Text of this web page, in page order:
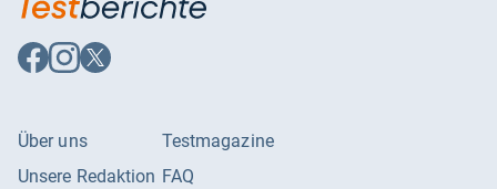
Auf
Facebook
Auf
Instagram
Auf
X
Über uns
Unsere Redaktion
Testmagazine
FAQ